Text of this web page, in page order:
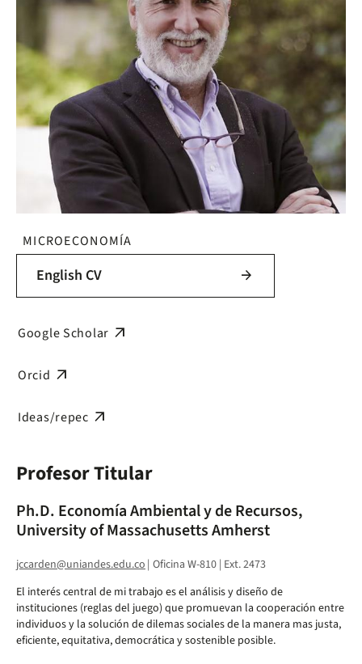
MICROECONOMÍA
English CV arrow_forward
Google Scholar arrow_outward
Orcid arrow_outward
Ideas/repec arrow_outward
Profesor Titular
Ph.D. Economía Ambiental y de Recursos,
University of Massachusetts Amherst
jccarden@uniandes.edu.co| Oficina W-810 | Ext. 2473
El interés central de mi trabajo es el análisis y diseño de
instituciones (reglas del juego) que promuevan la cooperación entre
individuos y la solución de dilemas sociales de la manera mas justa,
eficiente, equitativa, democrática y sostenible posible.